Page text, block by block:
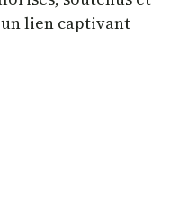
lien captivant